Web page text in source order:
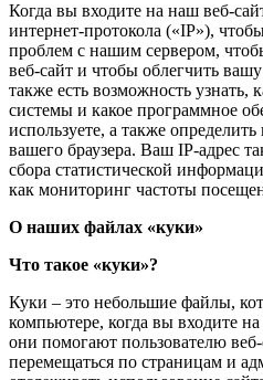
Когда вы входите на наш веб-
интернет-протокола («IP»),
проблем с нашим сервером,
веб-сайт и чтобы облегчить
также есть возможность узнать,
системы и какое программное
используете, а также
вашего браузера. Ваш IP-адрес
сбора статистической
как мониторинг частоты
О наших файлах «куки»
Что такое «куки»?
Куки – это небольшие файлы,
компьютере, когда вы входите
они помогают пользователю
перемещаться по страницам и